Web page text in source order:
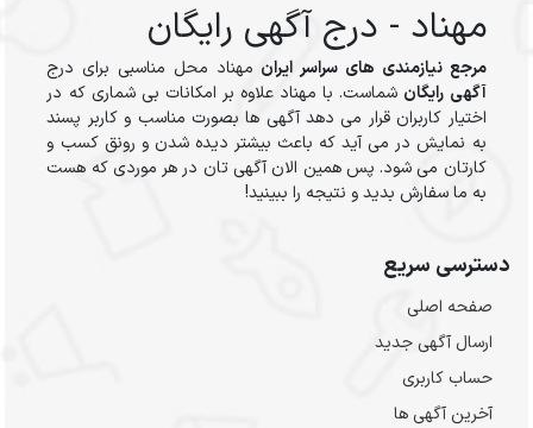
مهناد - درج آگهی رایگان
مرجع نیازمندی های سراسر ایران مهناد محل مناسبی برای درج
آگهی رایگان شماست. با مهناد علاوه بر امکانات بی شماری که در
اختیار کاربران قرار می دهد آگهی ها بصورت مناسب و کاربر پسند
به نمایش در می آید که باعث بیشتر دیده شدن و رونق کسب و
کارتان می شود. پس همین الان آگهی تان در هر موردی که هست
به ما سفارش بدید و نتیجه را ببینید!
دسترسی سریع
صفحه اصلی
ارسال‌ آگهی جدید
حساب کاربری
آخرین آگهی ها